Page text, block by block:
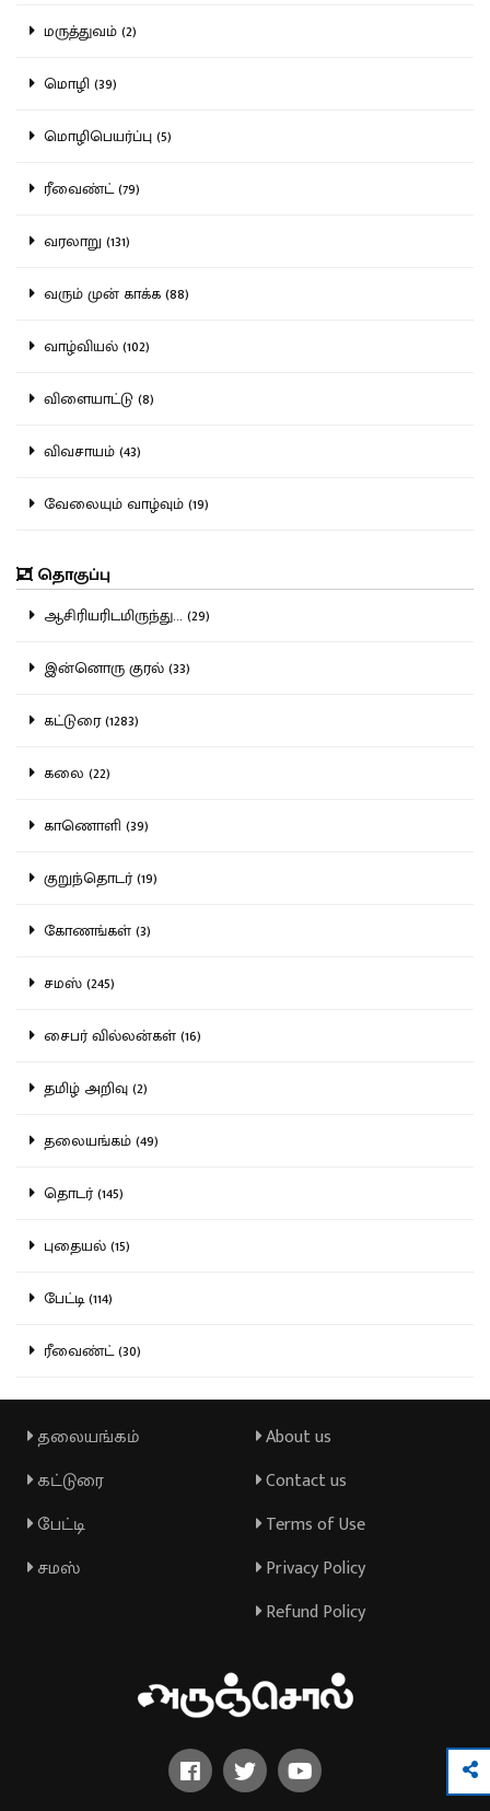
மருத்துவம் (2)
மொழி (39)
மொழிபெயர்ப்பு (5)
ரீவைண்ட் (79)
வரலாறு (131)
வரும் முன் காக்க (88)
வாழ்வியல் (102)
விளையாட்டு (8)
விவசாயம் (43)
வேலையும் வாழ்வும் (19)
தொகுப்பு
ஆசிரியரிடமிருந்து... (29)
இன்னொரு குரல் (33)
கட்டுரை (1283)
கலை (22)
காணொளி (39)
குறுந்தொடர் (19)
கோணங்கள் (3)
சமஸ் (245)
சைபர் வில்லன்கள் (16)
தமிழ் அறிவு (2)
தலையங்கம் (49)
தொடர் (145)
புதையல் (15)
பேட்டி (114)
ரீவைண்ட் (30)
தலையங்கம்
கட்டுரை
பேட்டி
சமஸ்
About us
Contact us
Terms of Use
Privacy Policy
Refund Policy